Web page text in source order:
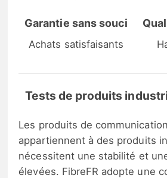
Garantie sans souci
Achats satisfaisants
Tests de produits
Les produits de
appartiennent à des produits
nécessitent une stabilité et
élevées. FibreFR adopte une